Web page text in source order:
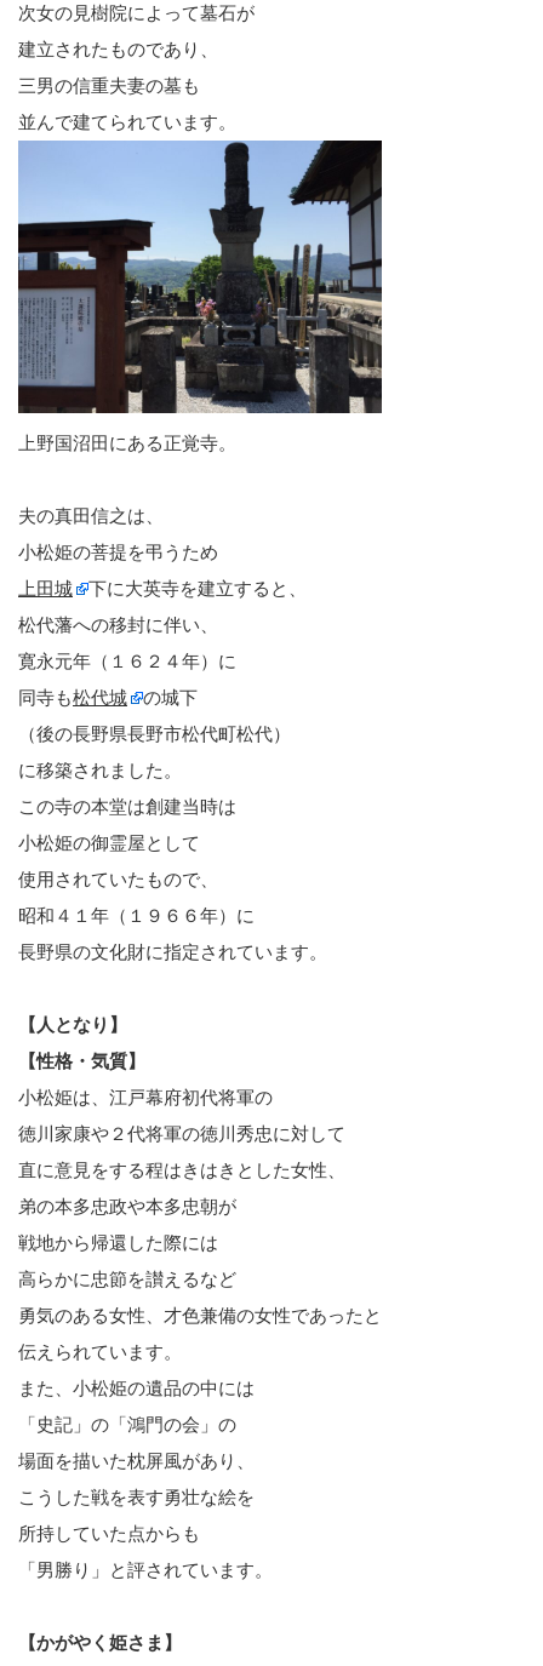
次女の見樹院によって墓石が
建立されたものであり、
三男の信重夫妻の墓も
並んで建てられています。
上野国沼田にある正覚寺。
夫の真田信之は、
小松姫の菩提を弔うため
上田城
下に大英寺を建立すると、
松代藩への移封に伴い、
寛永元年（１６２４年）に
同寺も松代城
の城下
（後の長野県長野市松代町松代）
に移築されました。
この寺の本堂は創建当時は
小松姫の御霊屋として
使用されていたもので、
昭和４１年（１９６６年）に
長野県の文化財に指定されています。
【人となり】
【性格・気質】
小松姫は、江戸幕府初代将軍の
徳川家康や２代将軍の徳川秀忠に対して
直に意見をする程はきはきとした女性、
弟の本多忠政や本多忠朝が
戦地から帰還した際には
高らかに忠節を讃えるなど
勇気のある女性、才色兼備の女性であったと
伝えられています。
また、小松姫の遺品の中には
「史記」の「鴻門の会」の
場面を描いた枕屏風があり、
こうした戦を表す勇壮な絵を
所持していた点からも
「男勝り」と評されています。
【かがやく姫さま】